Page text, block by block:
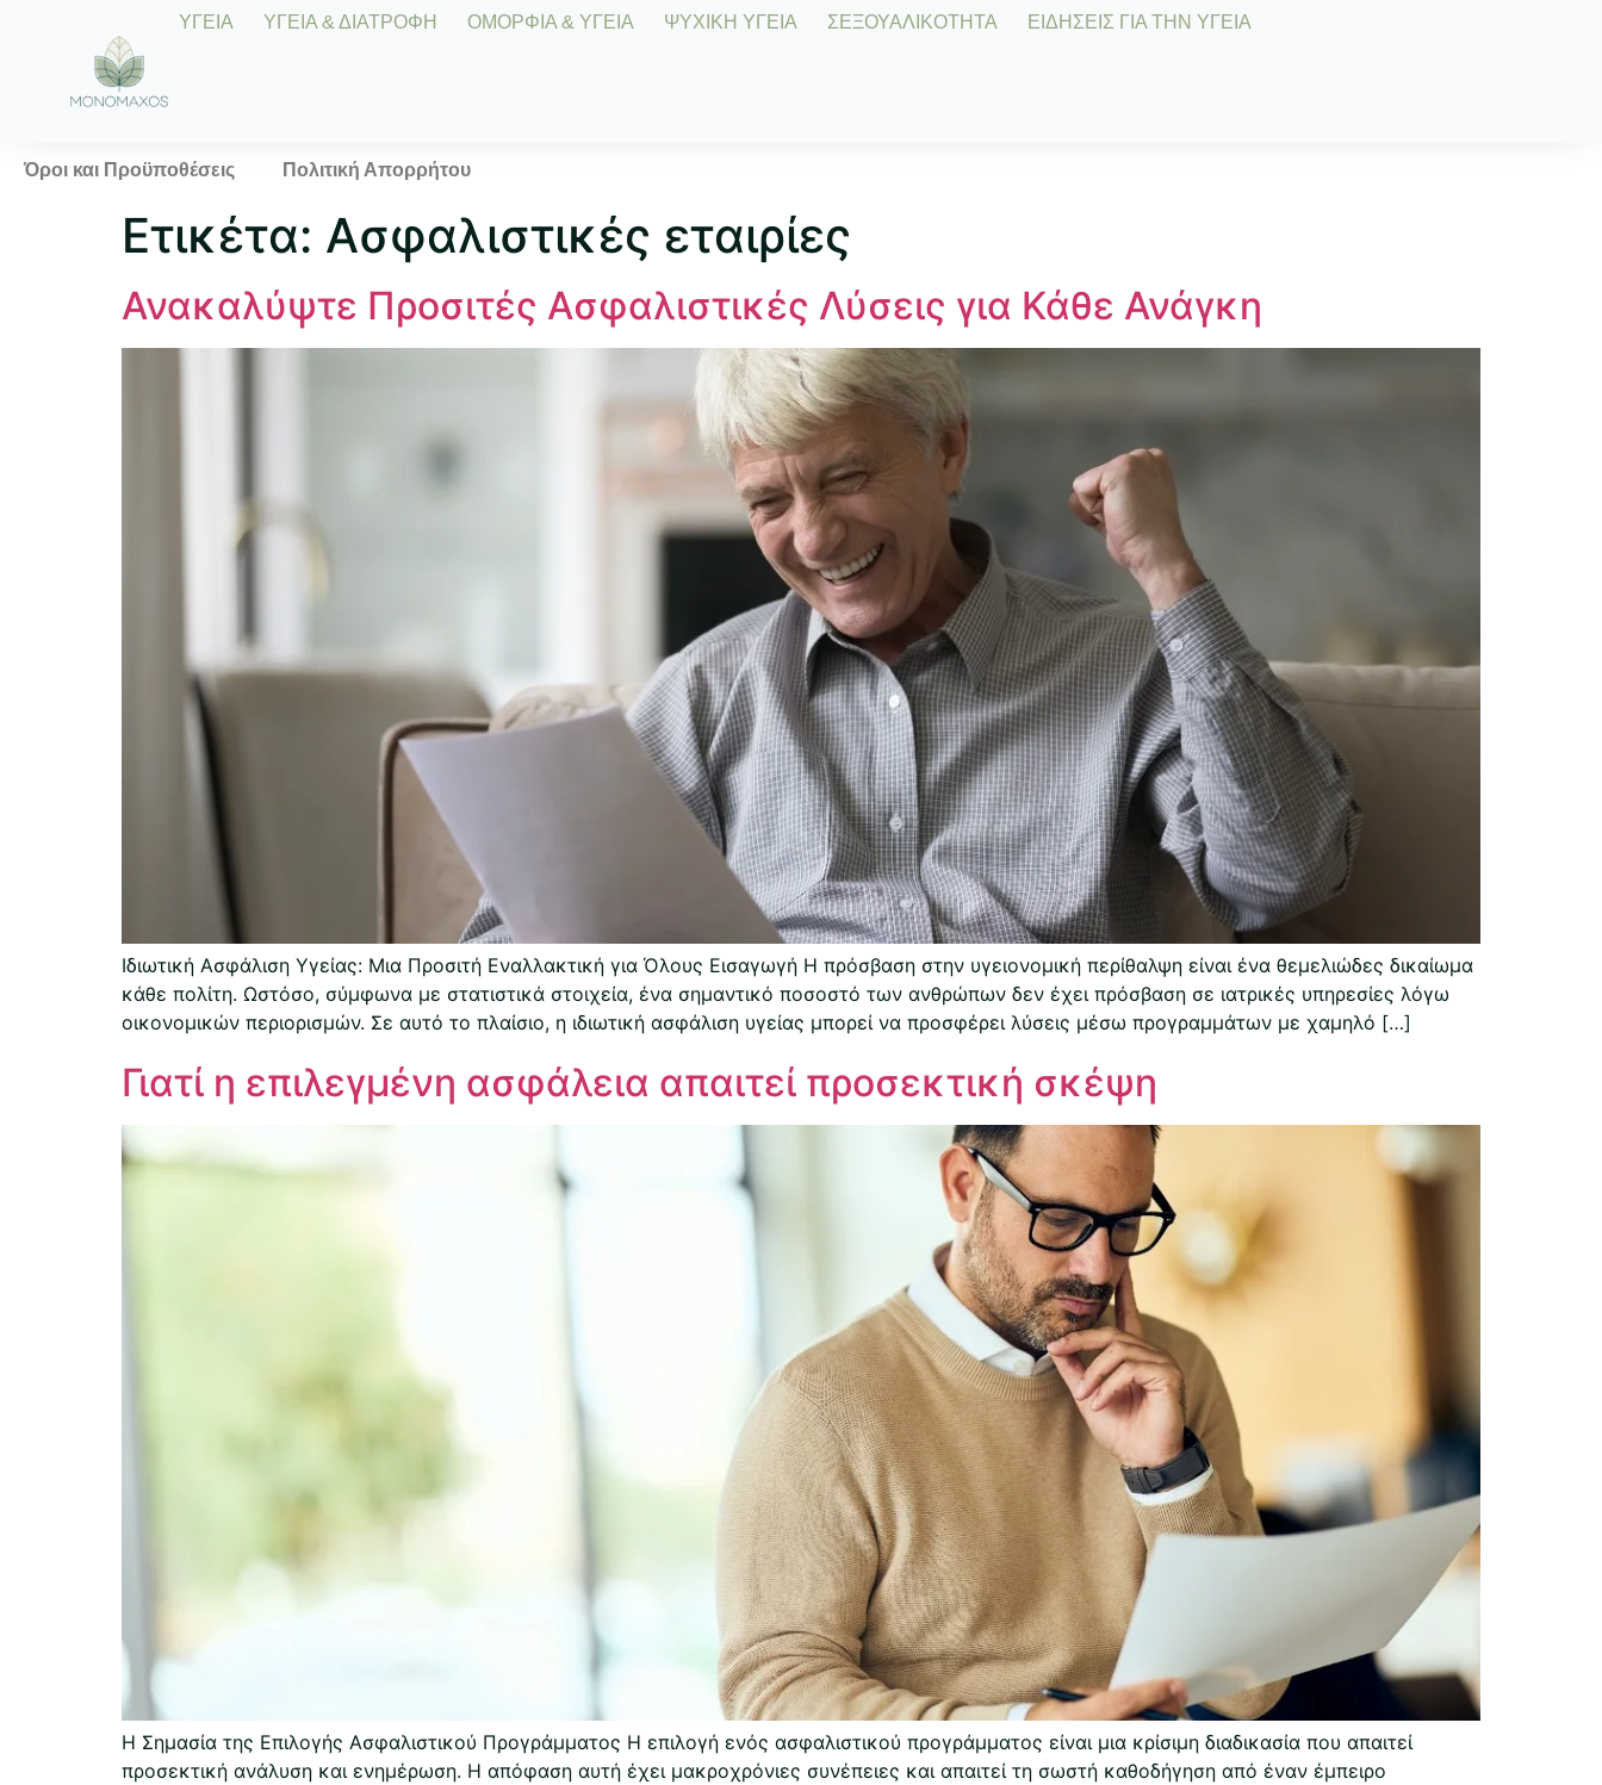
ΥΓΕΙΑ ΥΓΕΙΑ & ΔΙΑΤΡΟΦΗ ΟΜΟΡΦΙΑ & ΥΓΕΙΑ ΨΥΧΙΚΗ ΥΓΕΙΑ ΣΕΞΟΥΑΛΙΚΟΤΗΤΑ ΕΙΔΗΣΕΙΣ ΓΙΑ ΤΗΝ ΥΓΕΙΑ
Όροι και Προϋποθέσεις Πολιτική Απορρήτου
Ετικέτα: Ασφαλιστικές εταιρίες
Ανακαλύψτε Προσιτές Ασφαλιστικές Λύσεις για Κάθε Ανάγκη
Ιδιωτική Ασφάλιση Υγείας: Μια Προσιτή Εναλλακτική για Όλους Εισαγωγή Η πρόσβαση στην υγειονομική περίθαλψη είναι ένα θεμελιώδες δικαίωμα
κάθε πολίτη. Ωστόσο, σύμφωνα με στατιστικά στοιχεία, ένα σημαντικό ποσοστό των ανθρώπων δεν έχει πρόσβαση σε ιατρικές υπηρεσίες λόγω
οικονομικών περιορισμών. Σε αυτό το πλαίσιο, η ιδιωτική ασφάλιση υγείας μπορεί να προσφέρει λύσεις μέσω προγραμμάτων με χαμηλό […]
Γιατί η επιλεγμένη ασφάλεια απαιτεί προσεκτική σκέψη
Η Σημασία της Επιλογής Ασφαλιστικού Προγράμματος Η επιλογή ενός ασφαλιστικού προγράμματος είναι μια κρίσιμη διαδικασία που απαιτεί
προσεκτική ανάλυση και ενημέρωση. Η απόφαση αυτή έχει μακροχρόνιες συνέπειες και απαιτεί τη σωστή καθοδήγηση από έναν έμπειρο